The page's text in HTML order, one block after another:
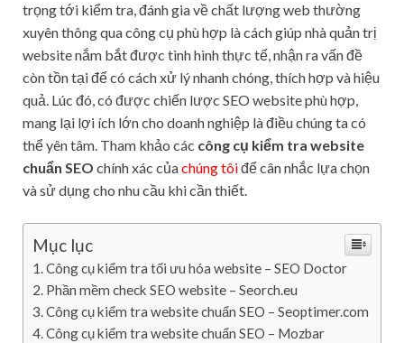
trọng tới kiểm tra, đánh gia về chất lượng web thường
xuyên thông qua công cụ phù hợp là cách giúp nhà quản trị
website nắm bắt được tình hình thực tế, nhận ra vấn đề
còn tồn tại để có cách xử lý nhanh chóng, thích hợp và hiệu
quả. Lúc đó, có được chiến lược SEO website phù hợp,
mang lại lợi ích lớn cho doanh nghiệp là điều chúng ta có
thể yên tâm. Tham khảo các công cụ kiểm tra website
chuẩn SEO chính xác củachúng tôiđể cân nhắc lựa chọn
và sử dụng cho nhu cầu khi cần thiết.
Mục lục
Công cụ kiểm tra tối ưu hóa website – SEO Doctor
Phần mềm check SEO website – Seorch.eu
Công cụ kiểm tra website chuẩn SEO – Seoptimer.com
Công cụ kiểm tra website chuẩn SEO – Mozbar